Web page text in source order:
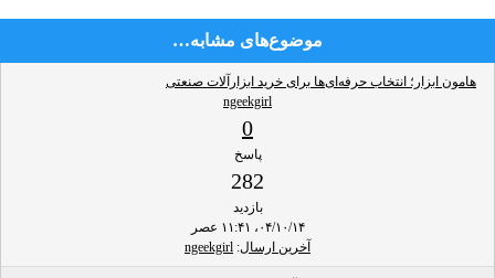
موضوع‌های مشابه…
هامون ابزار؛ انتخاب حرفه‌ای‌ها برای خرید ابزارآلات صنعتی
ngeekgirl
0
پاسخ
282
بازدید
۰۴/۱۰/۱۴، ۱۱:۴۱ عصر
آخرین ارسال:
ngeekgirl